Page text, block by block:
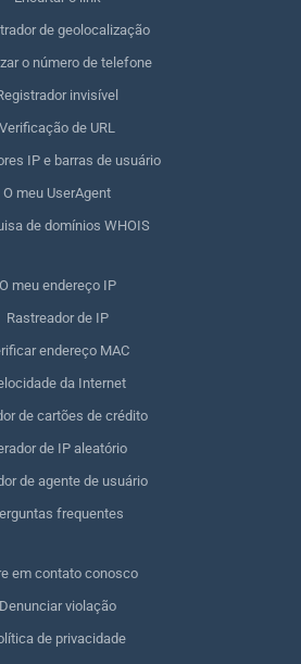
de geolocalização
o número de telefone
invisível
Verificação de URL
IP e barras de usuário
O meu UserAgent
de domínios WHOIS
O meu endereço IP
Rastreador de IP
endereço MAC
da Internet
de cartões de crédito
de IP aleatório
de agente de usuário
frequentes
em contato conosco
Denunciar violação
de privacidade